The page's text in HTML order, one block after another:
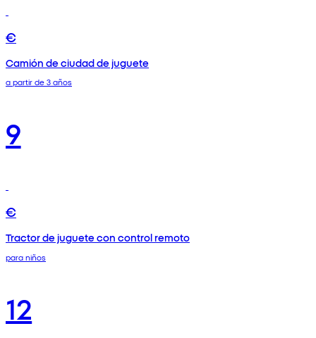
€
Camión de ciudad de juguete
a partir de 3 años
9
€
Tractor de juguete con control remoto
para niños
12